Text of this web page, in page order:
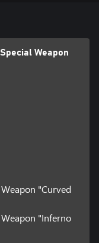
Special Weapon
"Curved
Weapon "Inferno